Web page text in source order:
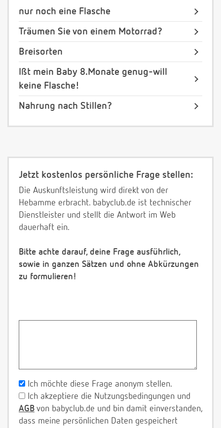
nur noch eine Flasche
Träumen Sie von einem Motorrad?
Breisorten
Ißt mein Baby 8.Monate genug-will
keine Flasche!
Nahrung nach Stillen?
Jetzt kostenlos persönliche Frage stellen:
Die Auskunftsleistung wird direkt von der
Hebamme erbracht. babyclub.de ist technischer
Dienstleister und stellt die Antwort im Web
dauerhaft ein.
Bitte achte darauf, deine Frage ausführlich,
sowie in ganzen Sätzen und ohne Abkürzungen
zu formulieren!
Ich möchte diese Frage anonym stellen.
Ich akzeptiere die Nutzungsbedingungen und
AGB von babyclub.de und bin damit einverstanden,
dass meine persönlichen Daten gespeichert